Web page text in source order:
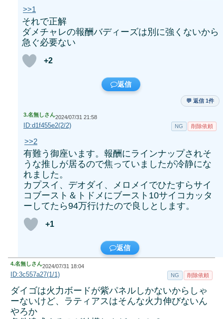
>>1
それで正解
ダメチャレの報酬バディーズは別に強くないから
急ぐ必要ない
+2
返信
💬 返信 1件
3.名無しさん2024/07/31 21:58
ID:d1f455e2(2/2) NG 削除依頼
>>2
有難う御座います。報酬にラインナップされそ
うな推しが居るので焦っていましたが冷静にな
れました。
カプスイ、デオダイ、メロメイでひたすらサイ
コブースト＆トドメにブースト10サイコカッタ
ーしてたら94万行けたので良しとします。
+1
返信
4.名無しさん2024/07/31 18:04
ID:3c557a27(1/1) NG 削除依頼
ダイゴは火力ボードが紫パネルしかないからしゃ
ーないけど、ラティアスはそんな火力伸びないん
やろか